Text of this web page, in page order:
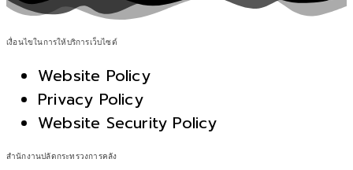
เงื่อนไขในการให้บริการเว็บไซต์
Website Policy
Privacy Policy
Website Security Policy
สำนักงานปลัดกระทรวงการคลัง